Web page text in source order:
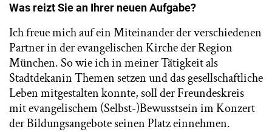
Was reizt Sie an Ihrer neuen Aufgabe?
Ich freue mich auf ein Miteinander der verschiedenen
Partner in der evangelischen Kirche der Region
München. So wie ich in meiner Tätigkeit als
Stadtdekanin Themen setzen und das gesellschaftliche
Leben mitgestalten konnte, soll der Freundeskreis
mit evangelischem (Selbst-)Bewusstsein im Konzert
der Bildungsangebote seinen Platz einnehmen.